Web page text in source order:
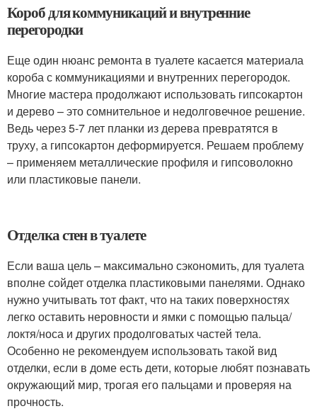
Короб для коммуникаций и внутренние
перегородки
Еще один нюанс ремонта в туалете касается материала
короба с коммуникациями и внутренних перегородок.
Многие мастера продолжают использовать гипсокартон
и дерево – это сомнительное и недолговечное решение.
Ведь через 5-7 лет планки из дерева превратятся в
труху, а гипсокартон деформируется. Решаем проблему
– применяем металлические профиля и гипсоволокно
или пластиковые панели.
Отделка стен в туалете
Если ваша цель – максимально сэкономить, для туалета
вполне сойдет отделка пластиковыми панелями. Однако
нужно учитывать тот факт, что на таких поверхностях
легко оставить неровности и ямки с помощью пальца/
локтя/носа и других продолговатых частей тела.
Особенно не рекомендуем использовать такой вид
отделки, если в доме есть дети, которые любят познавать
окружающий мир, трогая его пальцами и проверяя на
прочность.